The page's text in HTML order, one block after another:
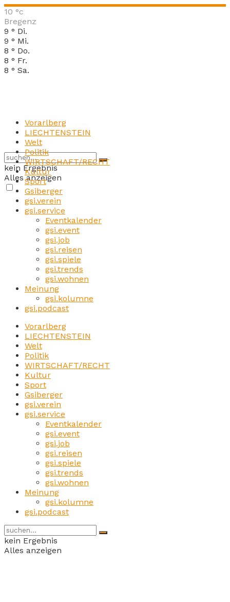
10 °c
Bregenz
9 ° Di.
9 ° Mi.
8 ° Do.
8 ° Fr.
8 ° Sa.
kein Ergebnis
Alles anzeigen
Vorarlberg
LIECHTENSTEIN
Welt
Politik
WIRTSCHAFT/RECHT
Kultur
Sport
Gsiberger
gsi.verein
gsi.service
Eventkalender
gsi.event
gsi.job
gsi.reisen
gsi.spiele
gsi.trends
gsi.wohnen
Meinung
gsi.kolumne
gsi.podcast
Vorarlberg
LIECHTENSTEIN
Welt
Politik
WIRTSCHAFT/RECHT
Kultur
Sport
Gsiberger
gsi.verein
gsi.service
Eventkalender
gsi.event
gsi.job
gsi.reisen
gsi.spiele
gsi.trends
gsi.wohnen
Meinung
gsi.kolumne
gsi.podcast
kein Ergebnis
Alles anzeigen